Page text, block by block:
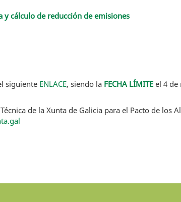
cálculo de reducción de emisiones
siguiente ENLACE, siendo la FECHA LÍMITE el 4 de
de la Xunta de Galicia para el Pacto de los